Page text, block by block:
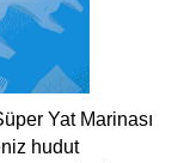
Yat Marinası
hudut